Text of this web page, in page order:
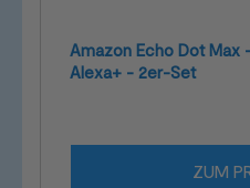
Amazon Echo Dot Max
Alexa+ - 2er-Set
ZUM